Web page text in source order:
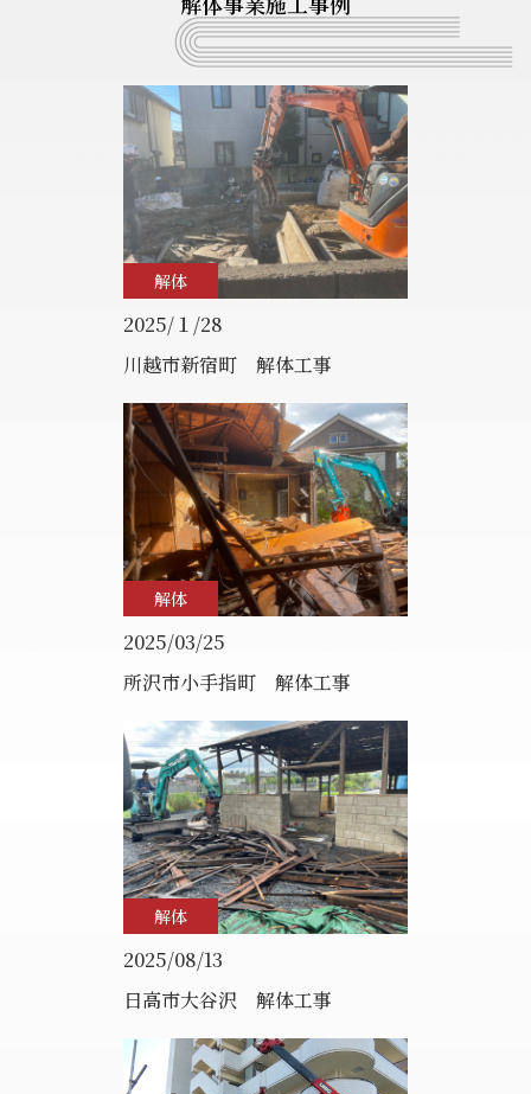
解体
2025/１/28
川越市新宿町 解体工事
解体
2025/03/25
所沢市小手指町 解体工事
解体
2025/08/13
日高市大谷沢 解体工事